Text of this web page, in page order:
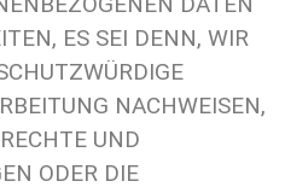
ES SEI DENN, WIR
NACHWEISEN,
UND
ODER DIE